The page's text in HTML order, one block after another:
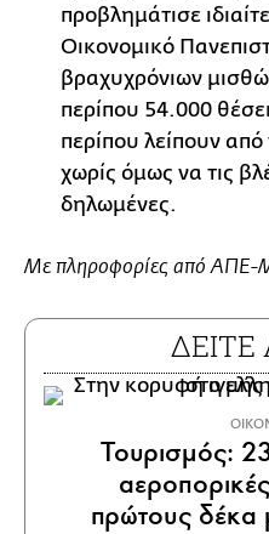
προβλημάτισε
Οικονομικό
βραχυχρόνιων
περίπου 54.000
περίπου λείπουν
χωρίς όμως να τις
δηλωμένες.
Με πληροφορίες από
Τουρισμός:
πρώτους δέκα